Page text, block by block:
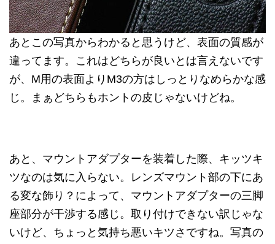
あとこの写真からわかると思うけど、表面の質感が
違ってます。これはどちらが良いとは言えないです
が、M用の表面よりM3の方はしっとりなめらかな感
じ。まぁどちらもホントの皮じゃないけどね。
あと、マウントアダプターを装着した際、キッツキ
ツなのは気に入らない。レンズマウント部の下にあ
る変な飾り？によって、マウントアダプターの三脚
座部分が干渉する感じ。取り付けできない訳じゃな
いけど、ちょっと気持ち悪いキツさですね。写真の